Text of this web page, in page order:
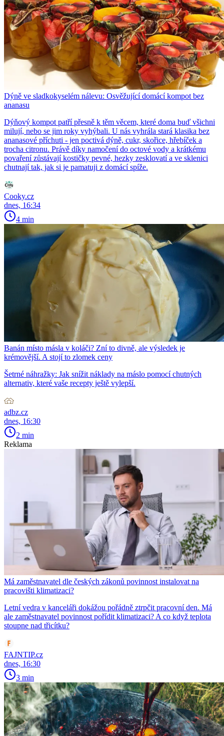
Dýně ve sladkokyselém nálevu: Osvěžující domácí kompot bez
ananasu
Dýňový kompot patří přesně k těm věcem, které doma buď všichni
milují, nebo se jim roky vyhýbali. U nás vyhrála stará klasika bez
ananasové příchuti - jen poctivá dýně, cukr, skořice, hřebíček a
trocha citronu. Právě díky namočení do octové vody a krátkému
povaření zůstávají kostičky pevné, hezky zesklovatí a ve sklenici
chutnají tak, jak si je pamatuji z domácí spíže.
Cooky.cz
dnes, 16:34
4 min
Banán místo másla v koláči? Zní to divně, ale výsledek je
krémovější. A stojí to zlomek ceny
Šetrné náhražky: Jak snížit náklady na máslo pomocí chutných
alternativ, které vaše recepty ještě vylepší.
adbz.cz
dnes, 16:30
2 min
Reklama
Má zaměstnavatel dle českých zákonů povinnost instalovat na
pracovišti klimatizaci?
Letní vedra v kanceláři dokážou pořádně ztrpčit pracovní den. Má
ale zaměstnavatel povinnost pořídit klimatizaci? A co když teplota
stoupne nad třicítku?
FAJNTIP.cz
dnes, 16:30
3 min